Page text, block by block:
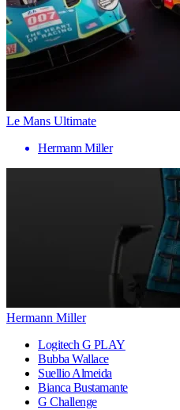
Le Mans Ultimate
Hermann Miller
Hermann Miller
Logitech G PLAY
Bubba Wallace
Suellio Almeida
Bianca Bustamante
G Challenge